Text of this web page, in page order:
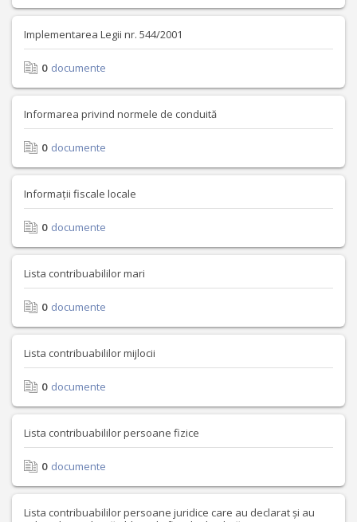
Implementarea Legii nr. 544/2001
0 documente
Informarea privind normele de conduită
0 documente
Informații fiscale locale
0 documente
Lista contribuabililor mari
0 documente
Lista contribuabililor mijlocii
0 documente
Lista contribuabililor persoane fizice
0 documente
Lista contribuabililor persoane juridice care au declarat și au